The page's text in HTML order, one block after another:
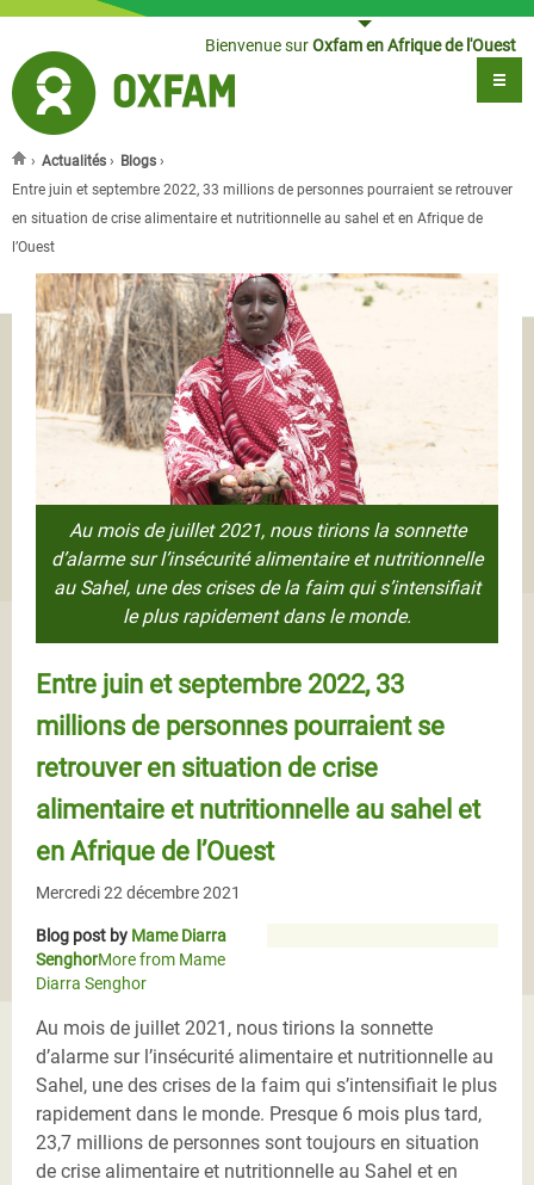
Bienvenue surOxfam en Afrique de l'Ouest
Vous êtes ici
› Actualités › Blogs ›
Entre juin et septembre 2022, 33 millions de personnes pourraient se retrouver
en situation de crise alimentaire et nutritionnelle au sahel et en Afrique de
l’Ouest
Au mois de juillet 2021, nous tirions la sonnette
d’alarme sur l’insécurité alimentaire et nutritionnelle
au Sahel, une des crises de la faim qui s’intensifiait
le plus rapidement dans le monde.
Entre juin et septembre 2022, 33
millions de personnes pourraient se
retrouver en situation de crise
alimentaire et nutritionnelle au sahel et
en Afrique de l’Ouest
Mercredi 22 décembre 2021
Blog post by Mame Diarra
SenghorMore from Mame
Diarra Senghor
Au mois de juillet 2021, nous tirions la sonnette
d’alarme sur l’insécurité alimentaire et nutritionnelle au
Sahel, une des crises de la faim qui s’intensifiait le plus
rapidement dans le monde. Presque 6 mois plus tard,
23,7 millions de personnes sont toujours en situation
de crise alimentaire et nutritionnelle au Sahel et en